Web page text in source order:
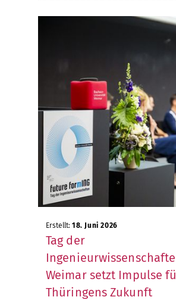
Erstellt: 18. Juni 2026
Tag der
Weimar setzt Impulse
Thüringens Zukunft